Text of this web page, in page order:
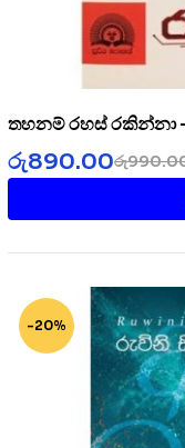
තහනම් රහස් රකින්නා –
රු
රු890.00
-20%